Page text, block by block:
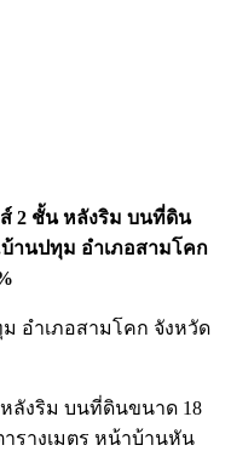
ส์ 2 ชั้น หลังริม บนที่ดิน
านปทุม อำเภอสามโคก
อำเภอสามโคก จังหวัด
ลังริม บนที่ดินขนาด 18
รางเมตร หน้าบ้านหัน